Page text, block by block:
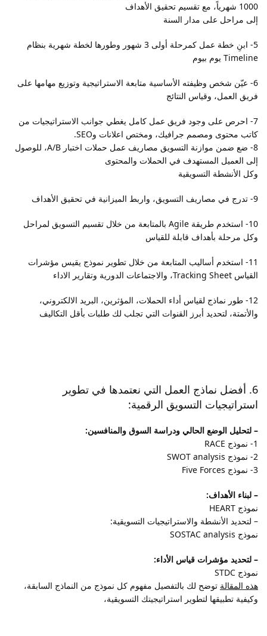
1000 شهرياً، مع تقسيم تحقيق الأهداف
إلى مراحل على مدار السنة
5- ابنِ خطة عمل كمرحلة أولى 3 شهور وطورها لخطة شهرية بنظام
Timeline يوم بيوم
6- عيّن شخص وظيفته الأساسية متابعة الاستراتيجية وتوزيع مهامها على
فريق العمل، وقياس النتائج
7- احرص على وجود فريق عمل كامل يغطي جوانب الاستراتيجيات من
كاتب محتوى ومصمم جرافيك، ومختص اعلانات وSEO.
8- ضع ضمن موازنة التسويق مصاريف عمل حملات اختبار A/B، للوصول
إلى العميل المستهدف في الحملات والمحتوى
وكل الأنشطة التسويقية
9- تدرج في مصاريف التسويق، واربط الميزانية في تحقيق الأهداف
10- استخدم طريقة Agile بالمتابعة من خلال تقسيم التسويق لمراحل
وكل مرحلة بأهداف قابلة للقياس
11- استخدم أساليب المتابعة من خلال تطوير نموذج يقيس مؤشرات
القياس Tracking Sheet، والاجتماعات الدورية وتقارير الاداء
12- طور نماذج لقياس أداء الحملات، المؤثرين، البريد الالكتروني،
والأتمتة، لتحديد أبرز القنوات التي تجلب لك طلبات بأقل التكاليف
6. أفضل نماذج العمل التي نعتمدها في تطوير
استراتيجيات التسويق الرقمية:
– لتحليل الوضع الحالي ودراسة السوق والمنافسين:
1- نموذج RACE
2- نموذج SWOT analysis
3- نموذج Five Forces
– لبناء الأهداف:
نموذج HEART
– لتحديد الأنشطة والاستراتيجيات التسويقية:
نموذج SOSTAC analysis
– لتحديد مؤشرات قياس الأداء:
نموذج STDC
هذه المقالة توضح لك بالتفصيل مفهوم كل نموذج من النماذج السابقة،
وكيفية تطبيقها لتطوير استراتيجيتك التسويقية،